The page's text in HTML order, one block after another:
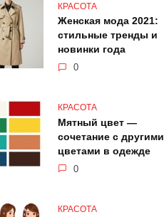
КРАСОТА
Женская мода 2021:
стильные тренды и
новинки года
0
КРАСОТА
Мятный цвет —
сочетание с другими
цветами в одежде
0
КРАСОТА